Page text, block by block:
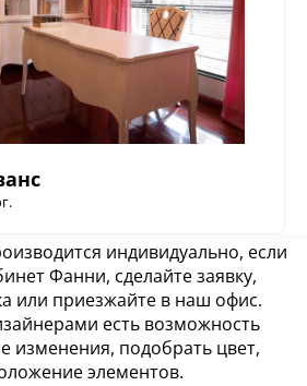
индивидуально, если
Фанни, сделайте заявку,
или приезжайте в наш офис.
есть возможность
изменения, подобрать цвет,
элементов.